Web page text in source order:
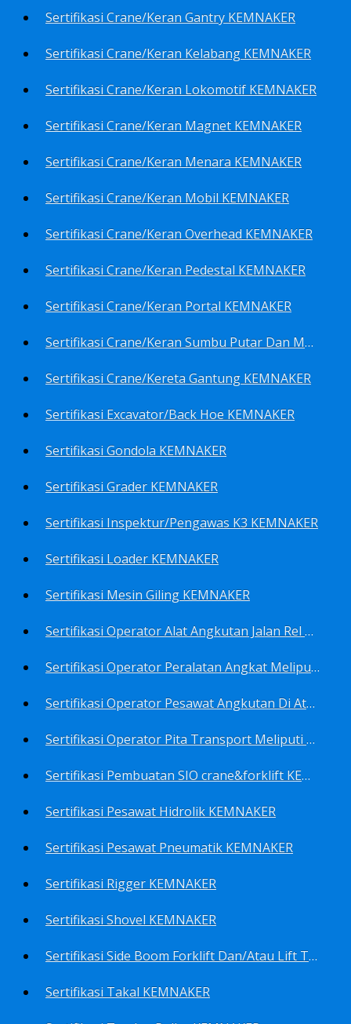
Sertifikasi Crane/Keran Gantry KEMNAKER
Sertifikasi Crane/Keran Kelabang KEMNAKER
Sertifikasi Crane/Keran Lokomotif KEMNAKER
Sertifikasi Crane/Keran Magnet KEMNAKER
Sertifikasi Crane/Keran Menara KEMNAKER
Sertifikasi Crane/Keran Mobil KEMNAKER
Sertifikasi Crane/Keran Overhead KEMNAKER
Sertifikasi Crane/Keran Pedestal KEMNAKER
Sertifikasi Crane/Keran Portal KEMNAKER
Sertifikasi Crane/Keran Sumbu Putar Dan Mesin Pancang KEMNAKER
Sertifikasi Crane/Kereta Gantung KEMNAKER
Sertifikasi Excavator/Back Hoe KEMNAKER
Sertifikasi Gondola KEMNAKER
Sertifikasi Grader KEMNAKER
Sertifikasi Inspektur/Pengawas K3 KEMNAKER
Sertifikasi Loader KEMNAKER
Sertifikasi Mesin Giling KEMNAKER
Sertifikasi Operator Alat Angkutan Jalan Rel Meliputi Operator Lokomotif Dan Lori KEMNAKER
Sertifikasi Operator Peralatan Angkat Meliputi Operator Dongkrak Mekanik (Lier) KEMNAKER
Sertifikasi Operator Pesawat Angkutan Di Atas Landasan Dan Di Atas Permukaan Meliputi Antara Lain Operator: Dump Truk KEMNAKER
Sertifikasi Operator Pita Transport Meliputi Operator Eskalator KEMNAKER
Sertifikasi Pembuatan SIO crane&forklift KEMNAKER
Sertifikasi Pesawat Hidrolik KEMNAKER
Sertifikasi Pesawat Pneumatik KEMNAKER
Sertifikasi Rigger KEMNAKER
Sertifikasi Shovel KEMNAKER
Sertifikasi Side Boom Forklift Dan/Atau Lift Truk KEMNAKER
Sertifikasi Takal KEMNAKER